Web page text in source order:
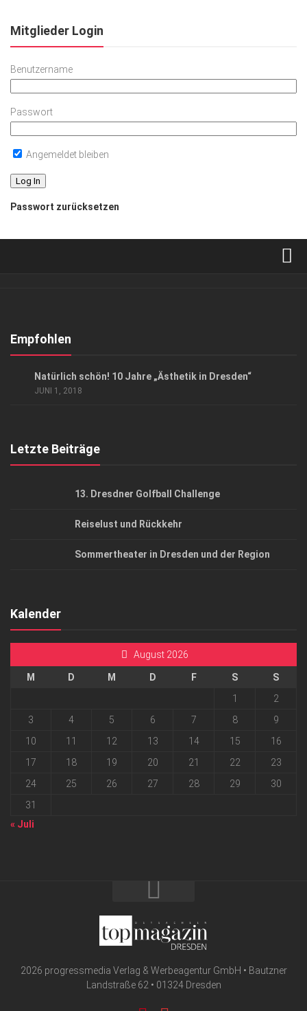
Mitglieder Login
Benutzername
Passwort
Angemeldet bleiben
Passwort zurücksetzen
Kontakt, Impressum
Empfohlen
Natürlich schön! 10 Jahre „Ästhetik in Dresden“
JUNI 1, 2018
Letzte Beiträge
13. Dresdner Golfball Challenge
Reiselust und Rückkehr
Sommertheater in Dresden und der Region
Kalender
August 2026
M D M D F S
S
1
2
3
4 5 6 7 8
9
10
11 12 13 14 15
16
17
18 19 20 21 22
23
24
25 26 27 28 29
30
31
« Juli
2026 progressmedia Verlag & Werbeagentur GmbH • Bautzner
Landstraße 62 • 01324 Dresden